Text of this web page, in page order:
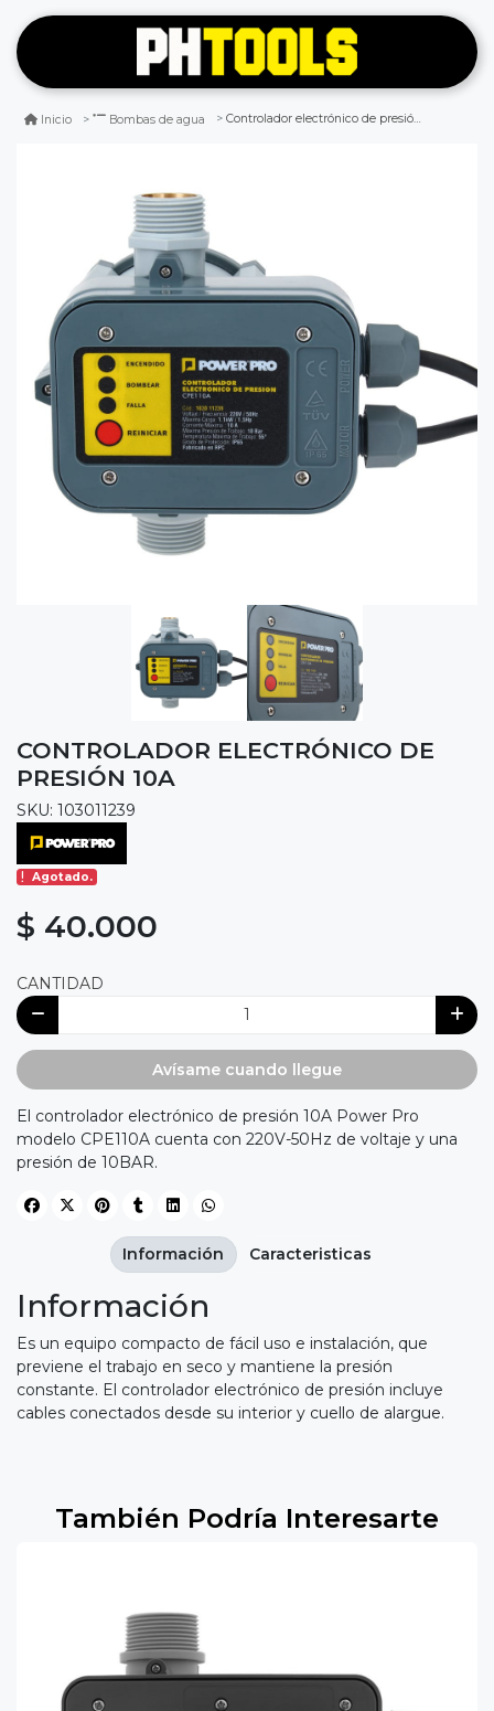
Inicio Bombas de agua Controlador electrónico de presión 10a
CONTROLADOR ELECTRÓNICO DE
PRESIÓN 10A
SKU: 103011239
Agotado.
$ 40.000
CANTIDAD
Avísame cuando llegue
El controlador electrónico de presión 10A Power Pro
modelo CPE110A cuenta con 220V-50Hz de voltaje y una
presión de 10BAR.
Información
Es un equipo compacto de fácil uso e instalación, que
previene el trabajo en seco y mantiene la presión
constante. El controlador electrónico de presión incluye
cables conectados desde su interior y cuello de alargue.
Información Caracteristicas
También Podría Interesarte